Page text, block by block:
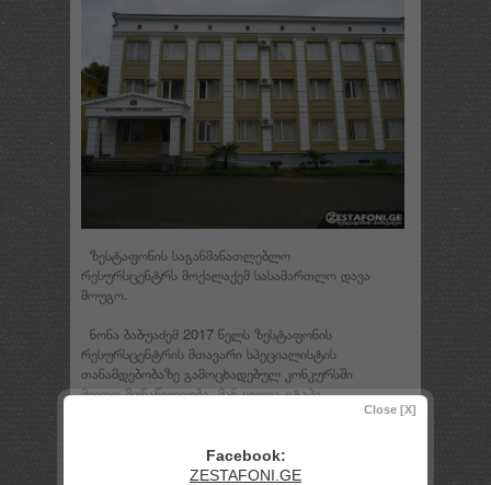
ზესტაფონის საგანმანათლებლო
რესურსცენტრს მოქალაქემ სასამართლო დავა
მოუგო.
ნონა ბაბუაძემ 2017 წელს ზესტაფონის
რესურსცენტრის მთავარი სპეციალისტის
თანამდებობაზე გამოცხადებულ კონკურსში
მიიღო მონაწილეობა. მან ყველა ეტაპი
წარმატებით გაიარა, მათ შორის გასაუბრების
უმრავლესობამ მხარი დაუჭირა მის
კანდიდატურას, თუმცა რესურსცენტრის
Close [X]
Facebook:
ZESTAFONI.GE